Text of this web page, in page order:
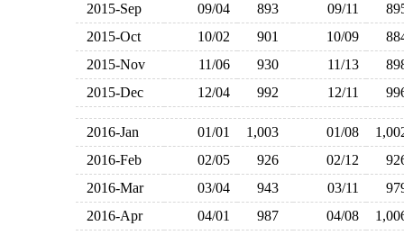
2015-Sep
09/04 893 09/11
2015-Oct
10/02 901 10/09
2015-Nov
11/06 930 11/13
2015-Dec
12/04 992 12/11
2016-Jan 01/01 1,003 01/08
2016-Feb
02/05 926 02/12
2016-Mar
03/04 943 03/11
2016-Apr
04/01 987 04/08